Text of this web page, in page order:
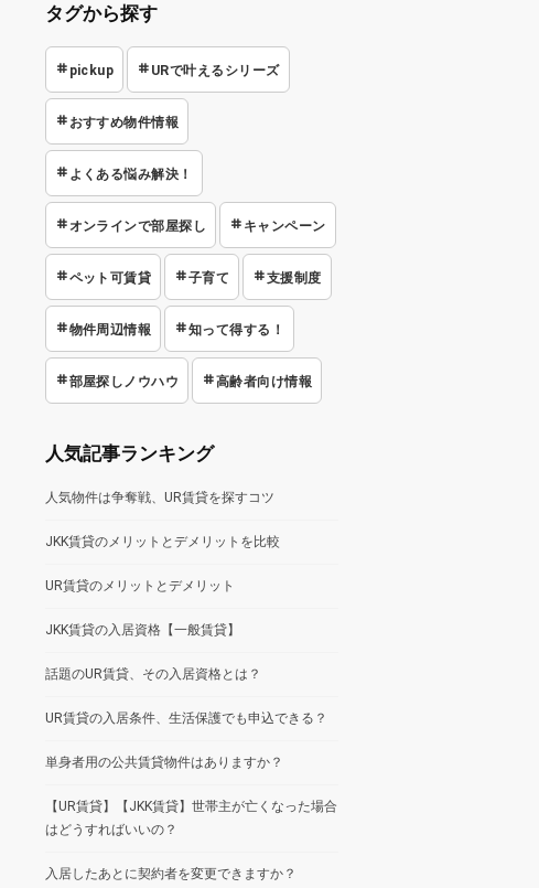
タグから探す
pickup URで叶えるシリーズ
おすすめ物件情報
よくある悩み解決！
オンラインで部屋探し キャンペーン
ペット可賃貸 子育て 支援制度
物件周辺情報 知って得する！
部屋探しノウハウ 高齢者向け情報
人気記事ランキング
人気物件は争奪戦、UR賃貸を探すコツ
JKK賃貸のメリットとデメリットを比較
UR賃貸のメリットとデメリット
JKK賃貸の入居資格【一般賃貸】
話題のUR賃貸、その入居資格とは？
UR賃貸の入居条件、生活保護でも申込できる？
単身者用の公共賃貸物件はありますか？
【UR賃貸】【JKK賃貸】世帯主が亡くなった場合
はどうすればいいの？
入居したあとに契約者を変更できますか？